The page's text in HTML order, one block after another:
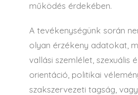
működés érdekében.
A tevékenységünk során
olyan érzékeny adatokat,
vallási szemlélet, szexuális
orientáció, politikai
szakszervezeti tagság, vagy